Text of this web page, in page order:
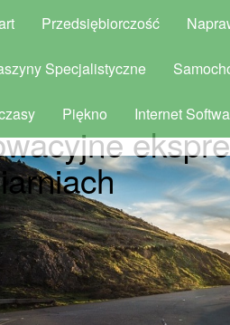
Przedsiębiorczość
Specjalistyczne
Piękno Internet